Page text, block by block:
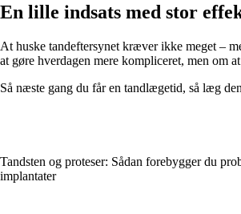
En lille indsats med stor
At huske tandeftersynet kræver ikke meget –
at gøre hverdagen mere kompliceret, men om
Så næste gang du får en tandlægetid, så læg
Tandsten og proteser: Sådan forebygger du
implantater